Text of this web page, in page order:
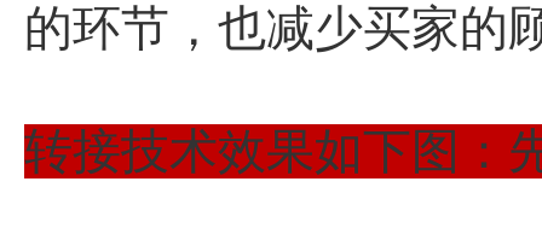
的环节，也减少买家的
转接技术效果如下图：